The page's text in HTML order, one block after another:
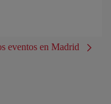
eventos en Madrid